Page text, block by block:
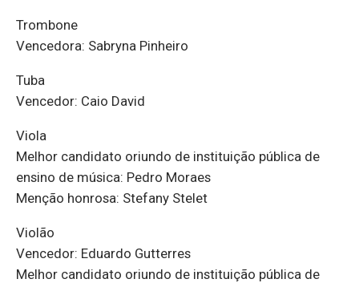
Trombone
Vencedora: Sabryna Pinheiro
Tuba
Vencedor: Caio David
Viola
Melhor candidato oriundo de instituição pública de
ensino de música: Pedro Moraes
Menção honrosa: Stefany Stelet
Violão
Vencedor: Eduardo Gutterres
Melhor candidato oriundo de instituição pública de